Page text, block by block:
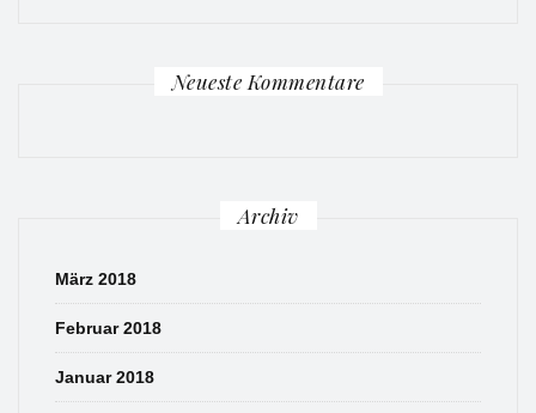
Neueste Kommentare
Archiv
März 2018
Februar 2018
Januar 2018